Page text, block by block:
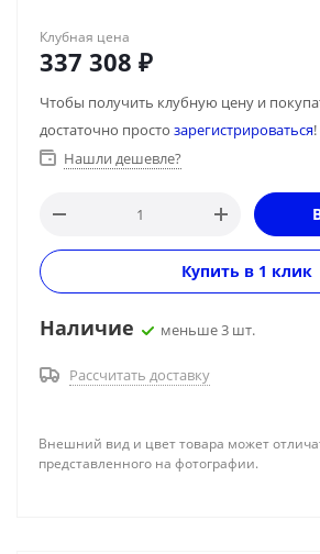
Клубная цена
337 308 ₽
Чтобы получить клубную цену и
достаточно просто зарегистрироваться!
Нашли дешевле?
Купить в 1 клик
Наличие меньше 3 шт.
Рассчитать доставку
Внешний вид и цвет товара может
представленного на фотографии.